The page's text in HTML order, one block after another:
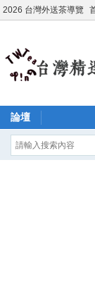
2026 台灣外送茶導覽
論壇